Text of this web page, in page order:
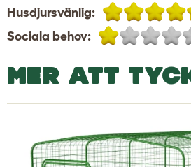
Husdjursvänlig:
Sociala behov:
MER ATT